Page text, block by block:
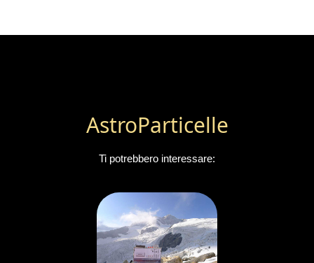
AstroParticelle
Ti potrebbero interessare: